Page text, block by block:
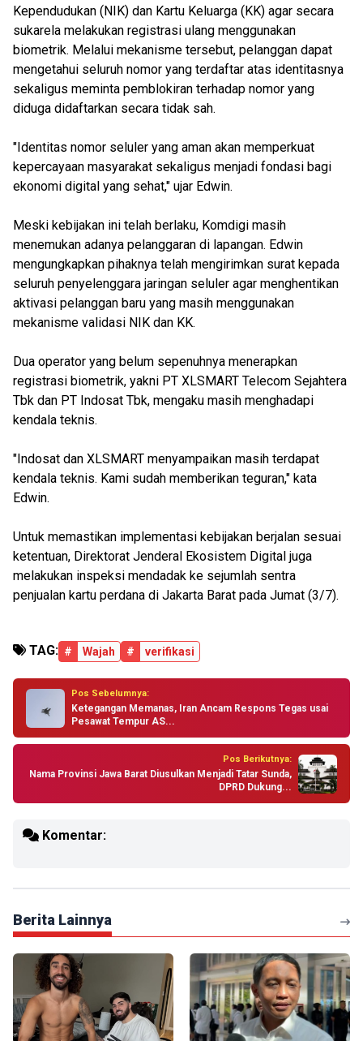
Kependudukan (NIK) dan Kartu Keluarga (KK) agar secara
sukarela melakukan registrasi ulang menggunakan
biometrik. Melalui mekanisme tersebut, pelanggan dapat
mengetahui seluruh nomor yang terdaftar atas identitasnya
sekaligus meminta pemblokiran terhadap nomor yang
diduga didaftarkan secara tidak sah.
"Identitas nomor seluler yang aman akan memperkuat
kepercayaan masyarakat sekaligus menjadi fondasi bagi
ekonomi digital yang sehat," ujar Edwin.
Meski kebijakan ini telah berlaku, Komdigi masih
menemukan adanya pelanggaran di lapangan. Edwin
mengungkapkan pihaknya telah mengirimkan surat kepada
seluruh penyelenggara jaringan seluler agar menghentikan
aktivasi pelanggan baru yang masih menggunakan
mekanisme validasi NIK dan KK.
Dua operator yang belum sepenuhnya menerapkan
registrasi biometrik, yakni PT XLSMART Telecom Sejahtera
Tbk dan PT Indosat Tbk, mengaku masih menghadapi
kendala teknis.
"Indosat dan XLSMART menyampaikan masih terdapat
kendala teknis. Kami sudah memberikan teguran," kata
Edwin.
Untuk memastikan implementasi kebijakan berjalan sesuai
ketentuan, Direktorat Jenderal Ekosistem Digital juga
melakukan inspeksi mendadak ke sejumlah sentra
penjualan kartu perdana di Jakarta Barat pada Jumat (3/7).
TAG: # Wajah # verifikasi
Pos Sebelumnya:
Ketegangan Memanas, Iran Ancam Respons Tegas usai
Pesawat Tempur AS...
Pos Berikutnya:
Nama Provinsi Jawa Barat Diusulkan Menjadi Tatar Sunda,
DPRD Dukung...
Komentar:
Berita Lainnya